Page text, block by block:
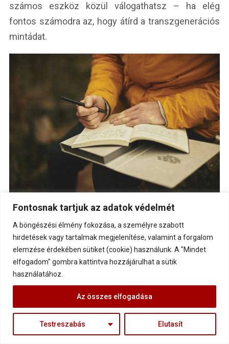
Fontosnak tartjuk az adatok védelmét
A böngészési élmény fokozása, a személyre szabott
hirdetések vagy tartalmak megjelenítése, valamint a forgalom
elemzése érdekében sütiket (cookie) használunk. A "Mindet
elfogadom" gombra kattintva hozzájárulhat a sütik
használatához.
Testreszabás Elutasít
Az összes elfogadása
számos eszköz közül válogathatsz – ha elég
fontos számodra az, hogy átírd a transzgenerációs
mintádat.
Ennek első lépéseként érdemes egy picit távolabbi
perspektívából szemlélni az életet. Nem úgy nézni
rá, mint emberöltők egymásutánja, hanem úgy, mint
egy folyamat. Egy olyan folyamat, amelyben a
szüleid, a nagyszüleid, a többi ősöd élete egy-egy
szakaszt jelent, ahogyan a Te életed is. És ennek a
folyamatnak van egyfejlődési íve.